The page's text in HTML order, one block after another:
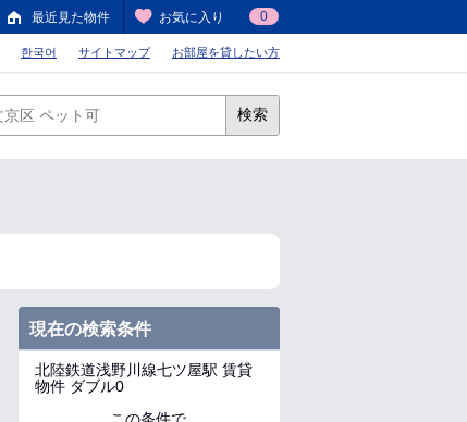
最近見た物件 お気に入り 0
한국어 サイトマップ お部屋を貸したい方
検索
現在の検索条件
北陸鉄道浅野川線七ツ屋駅 賃貸
物件 ダブル0